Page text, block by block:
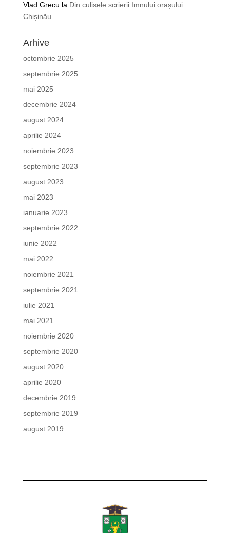
Vlad Grecu la Din culisele scrierii Imnului orașului
Chișinău
Arhive
octombrie 2025
septembrie 2025
mai 2025
decembrie 2024
august 2024
aprilie 2024
noiembrie 2023
septembrie 2023
august 2023
mai 2023
ianuarie 2023
septembrie 2022
iunie 2022
mai 2022
noiembrie 2021
septembrie 2021
iulie 2021
mai 2021
noiembrie 2020
septembrie 2020
august 2020
aprilie 2020
decembrie 2019
septembrie 2019
august 2019